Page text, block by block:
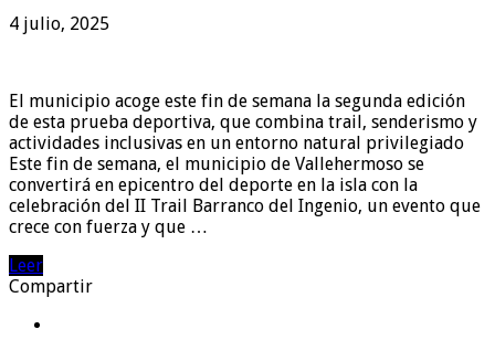
4 julio, 2025
El municipio acoge este fin de semana la segunda edición
de esta prueba deportiva, que combina trail, senderismo y
actividades inclusivas en un entorno natural privilegiado
Este fin de semana, el municipio de Vallehermoso se
convertirá en epicentro del deporte en la isla con la
celebración del II Trail Barranco del Ingenio, un evento que
crece con fuerza y que …
Leer
Compartir